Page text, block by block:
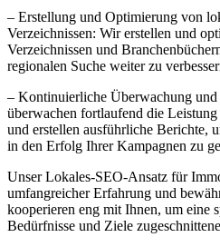
– Erstellung und Optimierung von
Verzeichnissen: Wir erstellen und
Verzeichnissen und
regionalen Suche weiter zu
– Kontinuierliche Überwachung
überwachen fortlaufend die
und erstellen ausführliche Berichte,
in den Erfolg Ihrer Kampagnen zu
Unser Lokales-SEO-Ansatz für
umfangreicher Erfahrung und
kooperieren eng mit Ihnen, um eine
Bedürfnisse und Ziele